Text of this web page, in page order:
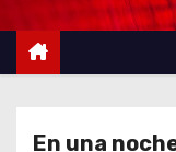
n
En una